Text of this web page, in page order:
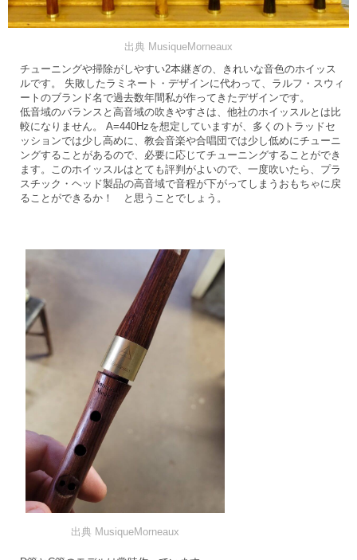
出典 MusiqueMorneaux
チューニングや掃除がしやすい2本継ぎの、きれいな音色のホイッス
ルです。 失敗したラミネート・デザインに代わって、ラルフ・スウィ
ートのブランド名で過去数年間私が作ってきたデザインです。
低音域のバランスと高音域の吹きやすさは、他社のホイッスルとは比
較になりません。 A=440Hzを想定していますが、多くのトラッドセ
ッションでは少し高めに、教会音楽や合唱団では少し低めにチューニ
ングすることがあるので、必要に応じてチューニングすることができ
ます。このホイッスルはとても評判がよいので、一度吹いたら、プラ
スチック・ヘッド製品の高音域で音程が下がってしまうおもちゃに戻
ることができるか！ と思うことでしょう。
出典 MusiqueMorneaux